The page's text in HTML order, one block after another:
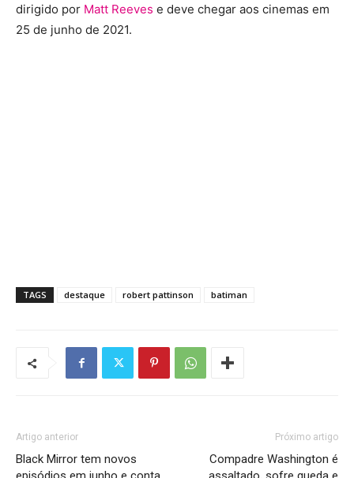
dirigido por Matt Reeves e deve chegar aos cinemas em
25 de junho de 2021.
TAGS destaque robert pattinson batiman
Artigo anterior
Black Mirror tem novos
Próximo artigo
Compadre Washington é